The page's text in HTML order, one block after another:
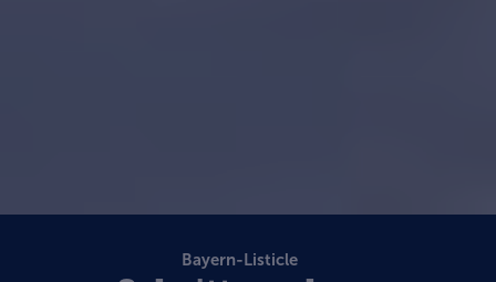
Bayern-Listicle